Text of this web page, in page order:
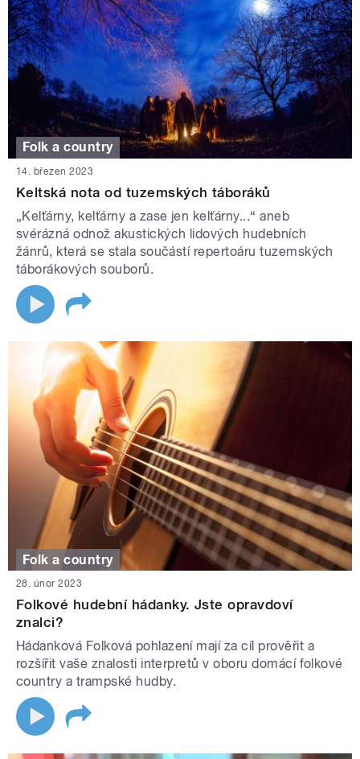
Folk a country
14. březen 2023
Keltská nota od tuzemských táboráků
„Kelťárny, kelťárny a zase jen kelťárny...“ aneb
svérázná odnož akustických lidových hudebních
žánrů, která se stala součástí repertoáru tuzemských
táborákových souborů.
Folk a country
28. únor 2023
Folkové hudební hádanky. Jste opravdoví
znalci?
Hádanková Folková pohlazení mají za cíl prověřit a
rozšířit vaše znalosti interpretů v oboru domácí folkové
country a trampské hudby.